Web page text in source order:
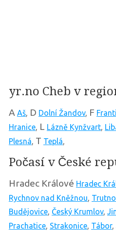
yr.no Cheb v
A Aš, D Dolní Žandov, F
Hranice, L Lázně Kynžvart,
Plesná, T Teplá,
Počasí v České
Hradec Králové Hradec
Rychnov nad Kněžnou,
Budějovice, Český Krumlov,
Prachatice, Strakonice, Tábor,